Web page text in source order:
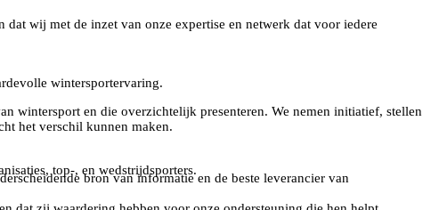
wij met de inzet van onze expertise en netwerk dat voor iedere
wintersportervaring.
wintersport en die overzichtelijk presenteren. We nemen initiatief, stellen
het verschil kunnen maken.
top-, en wedstrijdsporters.
bron van informatie en de beste leverancier van